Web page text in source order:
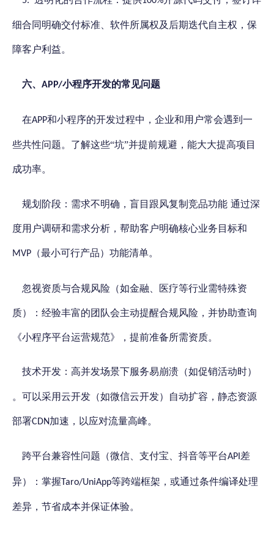
细合同明确交付标准、软件所属权及后期迭代自主权，保
障客户利益。
六、 APP/小程序开发的常见问题
在APP和小程序的开发过程中，企业和用户常会遇到一
些共性问题。了解这些“坑”并提前规避，能大大提高项目
成功率。
规划阶段： 需求不明确，盲目跟风复制竞品功能 通过深
度用户调研和需求分析，帮助客户明确核心业务目标和
MVP （最小可行产品）功能清单。
忽视资质与合规风险（如金融、医疗等行业需特殊资
质）：经验丰富的团队会主动提醒合规风险，并协助查询
《小程序平台运营规范》，提前准备所需资质。
技术开发： 高并发场景下服务易崩溃（如促销活动时）
。可以采用云开发（如微信云开发）自动扩容，静态资源
部署CDN加速，以应对流量高峰。
跨平台兼容性问题（微信、支付宝、抖音等平台API 差
异） ： 掌握Taro/UniApp等跨端框架，或通过条件编译处理
差异，节省成本并保证体验。